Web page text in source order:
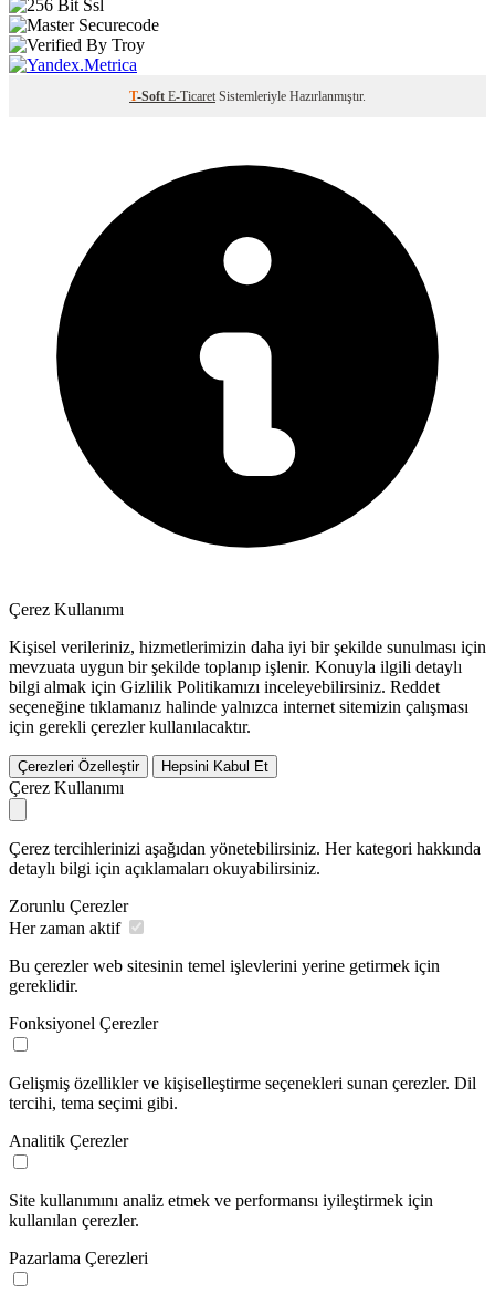
T-Soft E-Ticaret Sistemleriyle Hazırlanmıştır.
Çerez Kullanımı
Kişisel verileriniz, hizmetlerimizin daha iyi bir şekilde sunulması için
mevzuata uygun bir şekilde toplanıp işlenir. Konuyla ilgili detaylı
bilgi almak için Gizlilik Politikamızı inceleyebilirsiniz. Reddet
seçeneğine tıklamanız halinde yalnızca internet sitemizin çalışması
için gerekli çerezler kullanılacaktır.
Çerezleri Özelleştir Hepsini Kabul Et
Çerez Kullanımı
Çerez tercihlerinizi aşağıdan yönetebilirsiniz. Her kategori hakkında
detaylı bilgi için açıklamaları okuyabilirsiniz.
Zorunlu Çerezler
Her zaman aktif
Bu çerezler web sitesinin temel işlevlerini yerine getirmek için
gereklidir.
Fonksiyonel Çerezler
Gelişmiş özellikler ve kişiselleştirme seçenekleri sunan çerezler. Dil
tercihi, tema seçimi gibi.
Analitik Çerezler
Site kullanımını analiz etmek ve performansı iyileştirmek için
kullanılan çerezler.
Pazarlama Çerezleri